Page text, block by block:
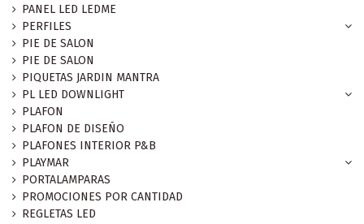
PANEL LED LEDME
PERFILES
PIE DE SALON
PIE DE SALON
PIQUETAS JARDIN MANTRA
PL LED DOWNLIGHT
PLAFON
PLAFON DE DISEÑO
PLAFONES INTERIOR P&B
PLAYMAR
PORTALAMPARAS
PROMOCIONES POR CANTIDAD
REGLETAS LED